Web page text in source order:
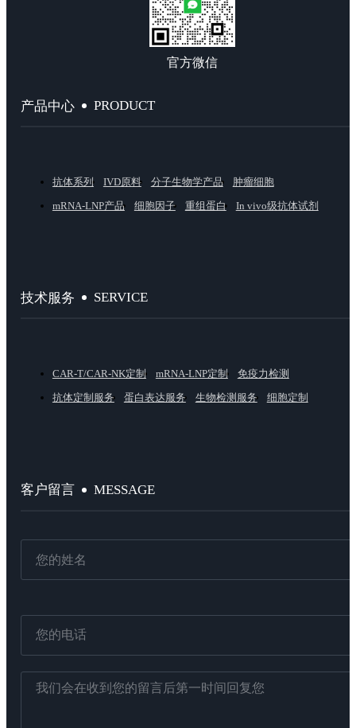
官方微信
产品中心 PRODUCT
抗体系列 IVD原料 分子生物学产品
肿瘤细胞
mRNA-LNP产品
细胞因子 重组蛋白 In vivo级抗体试剂
技术服务 SERVICE
CAR-T/CAR-NK定制 mRNA-LNP定制
免疫力检测
抗体定制服务
蛋白表达服务 生物检测服务 细胞定制
客户留言 MESSAGE